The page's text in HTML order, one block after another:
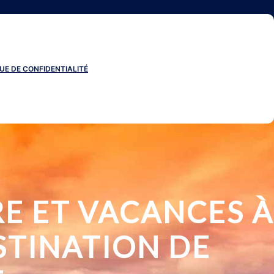
DE CONFIDENTIALITÉ
ET VACANCES À
DE